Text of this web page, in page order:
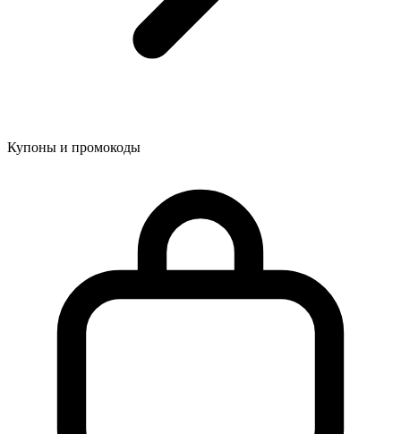
Купоны и промокоды